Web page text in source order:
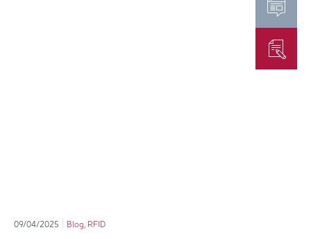
09/04/2025 Blog RFID